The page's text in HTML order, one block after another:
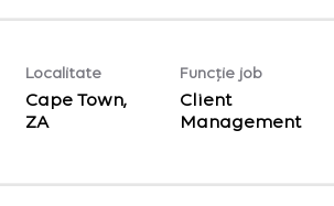
Localitate
Cape Town,
ZA
Funcție job
Client
Management